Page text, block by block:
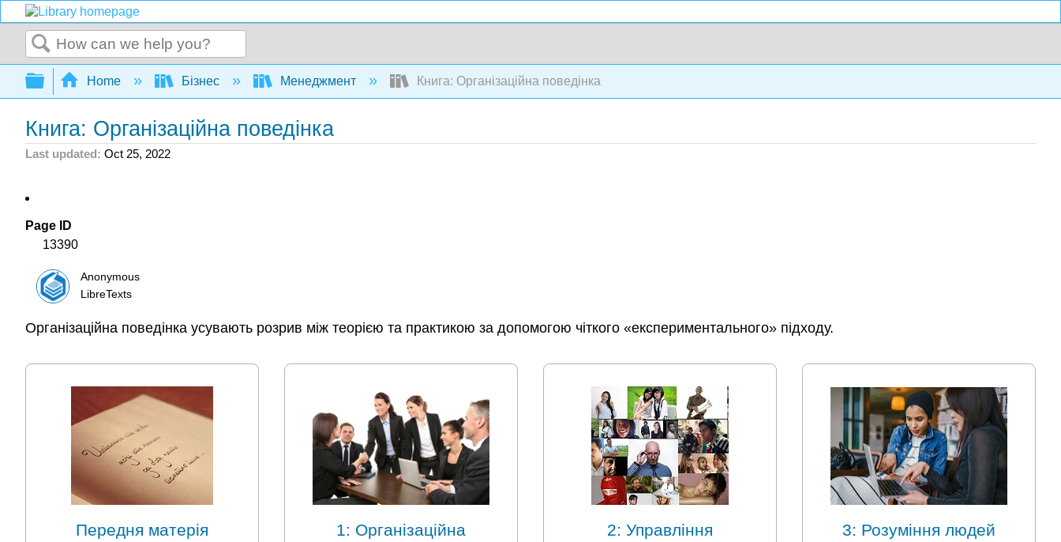
Search
Expand/collapse global hierarchy
Home Бізнес Менеджмент Книга: Організаційна поведінка
Книга: Організаційна поведінка
Last updated Oct 25, 2022
Page ID
13390
Anonymous
LibreTexts
Організаційна поведінка усувають розрив між теорією та практикою за допомогою чіткого «експериментального» підходу.
Передня матерія
1: Організаційна
2: Управління
3: Розуміння людей